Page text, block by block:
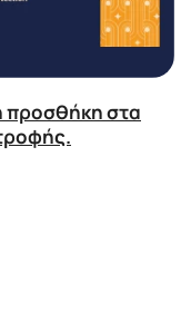
προσθήκη στα